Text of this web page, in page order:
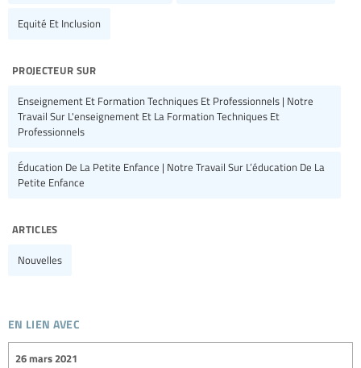
Equité Et Inclusion
projecteur sur
Enseignement Et Formation Techniques Et Professionnels | Notre
Travail Sur L'enseignement Et La Formation Techniques Et
Professionnels
Éducation De La Petite Enfance | Notre Travail Sur L’éducation De La
Petite Enfance
articles
Nouvelles
en lien avec
26 mars 2021